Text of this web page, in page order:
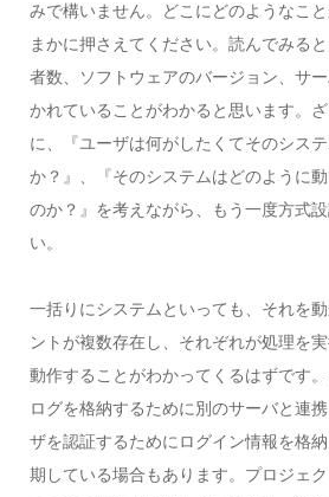
みで構いません。どこにどのようなこ
まかに押さえてください。読んでみる
者数、ソフトウェアのバージョン、サ
かれていることがわかると思います。
に、『ユーザは何がしたくてそのシス
か？』、『そのシステムはどのように
のか？』を考えながら、もう一度方式
い。
一括りにシステムといっても、それを
ントが複数存在し、それぞれが処理を
動作することがわかってくるはずです。
ログを格納するために別のサーバと連
ザを認証するためにログイン情報を格
期している場合もあります。プロジェ